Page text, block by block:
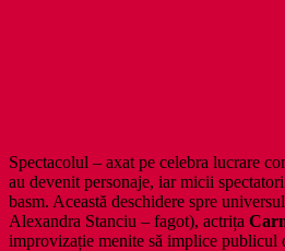
Spectacolul – axat pe celebra lucrare
au devenit personaje, iar micii
basm. Această deschidere spre
Alexandra Stanciu – fagot), actrița
improvizație menite să implice publicul